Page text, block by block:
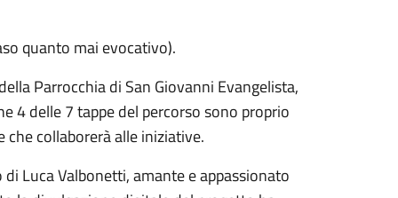
quanto mai evocativo).
Parrocchia di San Giovanni Evangelista,
4 delle 7 tappe del percorso sono proprio
collaborerà alle iniziative.
Luca Valbonetti, amante e appassionato